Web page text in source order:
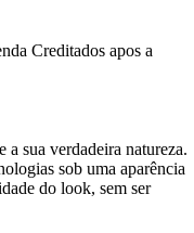
Creditados apos a
a sua verdadeira natureza.
sob uma aparência
do look, sem ser